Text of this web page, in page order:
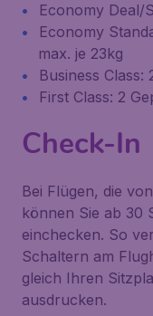
Economy Deal/
Economy
max. je 23kg
Business Class:
First Class: 2
Check-In
Bei Flügen, die
können Sie ab 30
einchecken. So
Schaltern am
gleich Ihren
ausdrucken.